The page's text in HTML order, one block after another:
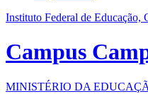
Instituto Federal de Educação,
Campus
MINISTÉRIO DA